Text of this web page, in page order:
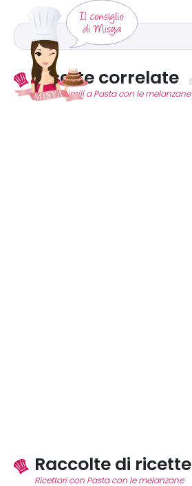
Ricette correlate
Ricette simili a Pasta con le melanzane
Raccolte di ricette
Ricettari con Pasta con le melanzane